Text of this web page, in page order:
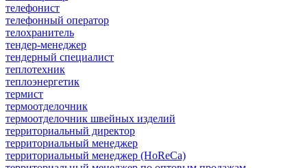
телефонист
телефонный оператор
телохранитель
тендер-менеджер
тендерный специалист
теплотехник
теплоэнергетик
термист
термоотделочник
термоотделочник швейных изделий
территориальный директор
территориальный менеджер
территориальный менеджер (HoReCa)